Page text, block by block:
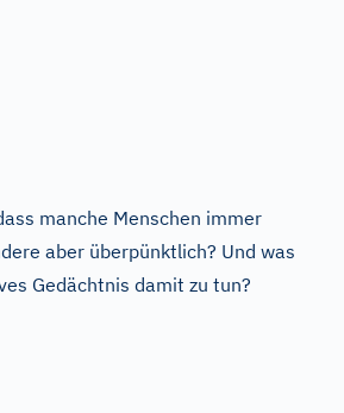
manche Menschen immer
aber überpünktlich? Und was
Gedächtnis damit zu tun?